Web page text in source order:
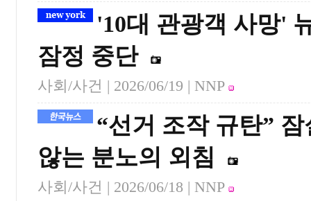
'10대 관광객 사망'
잠정 중단
사회/사건 | 2026/06/19 | NNP
“선거 조작 규탄”
않는 분노의 외침
사회/사건 | 2026/06/18 | NNP